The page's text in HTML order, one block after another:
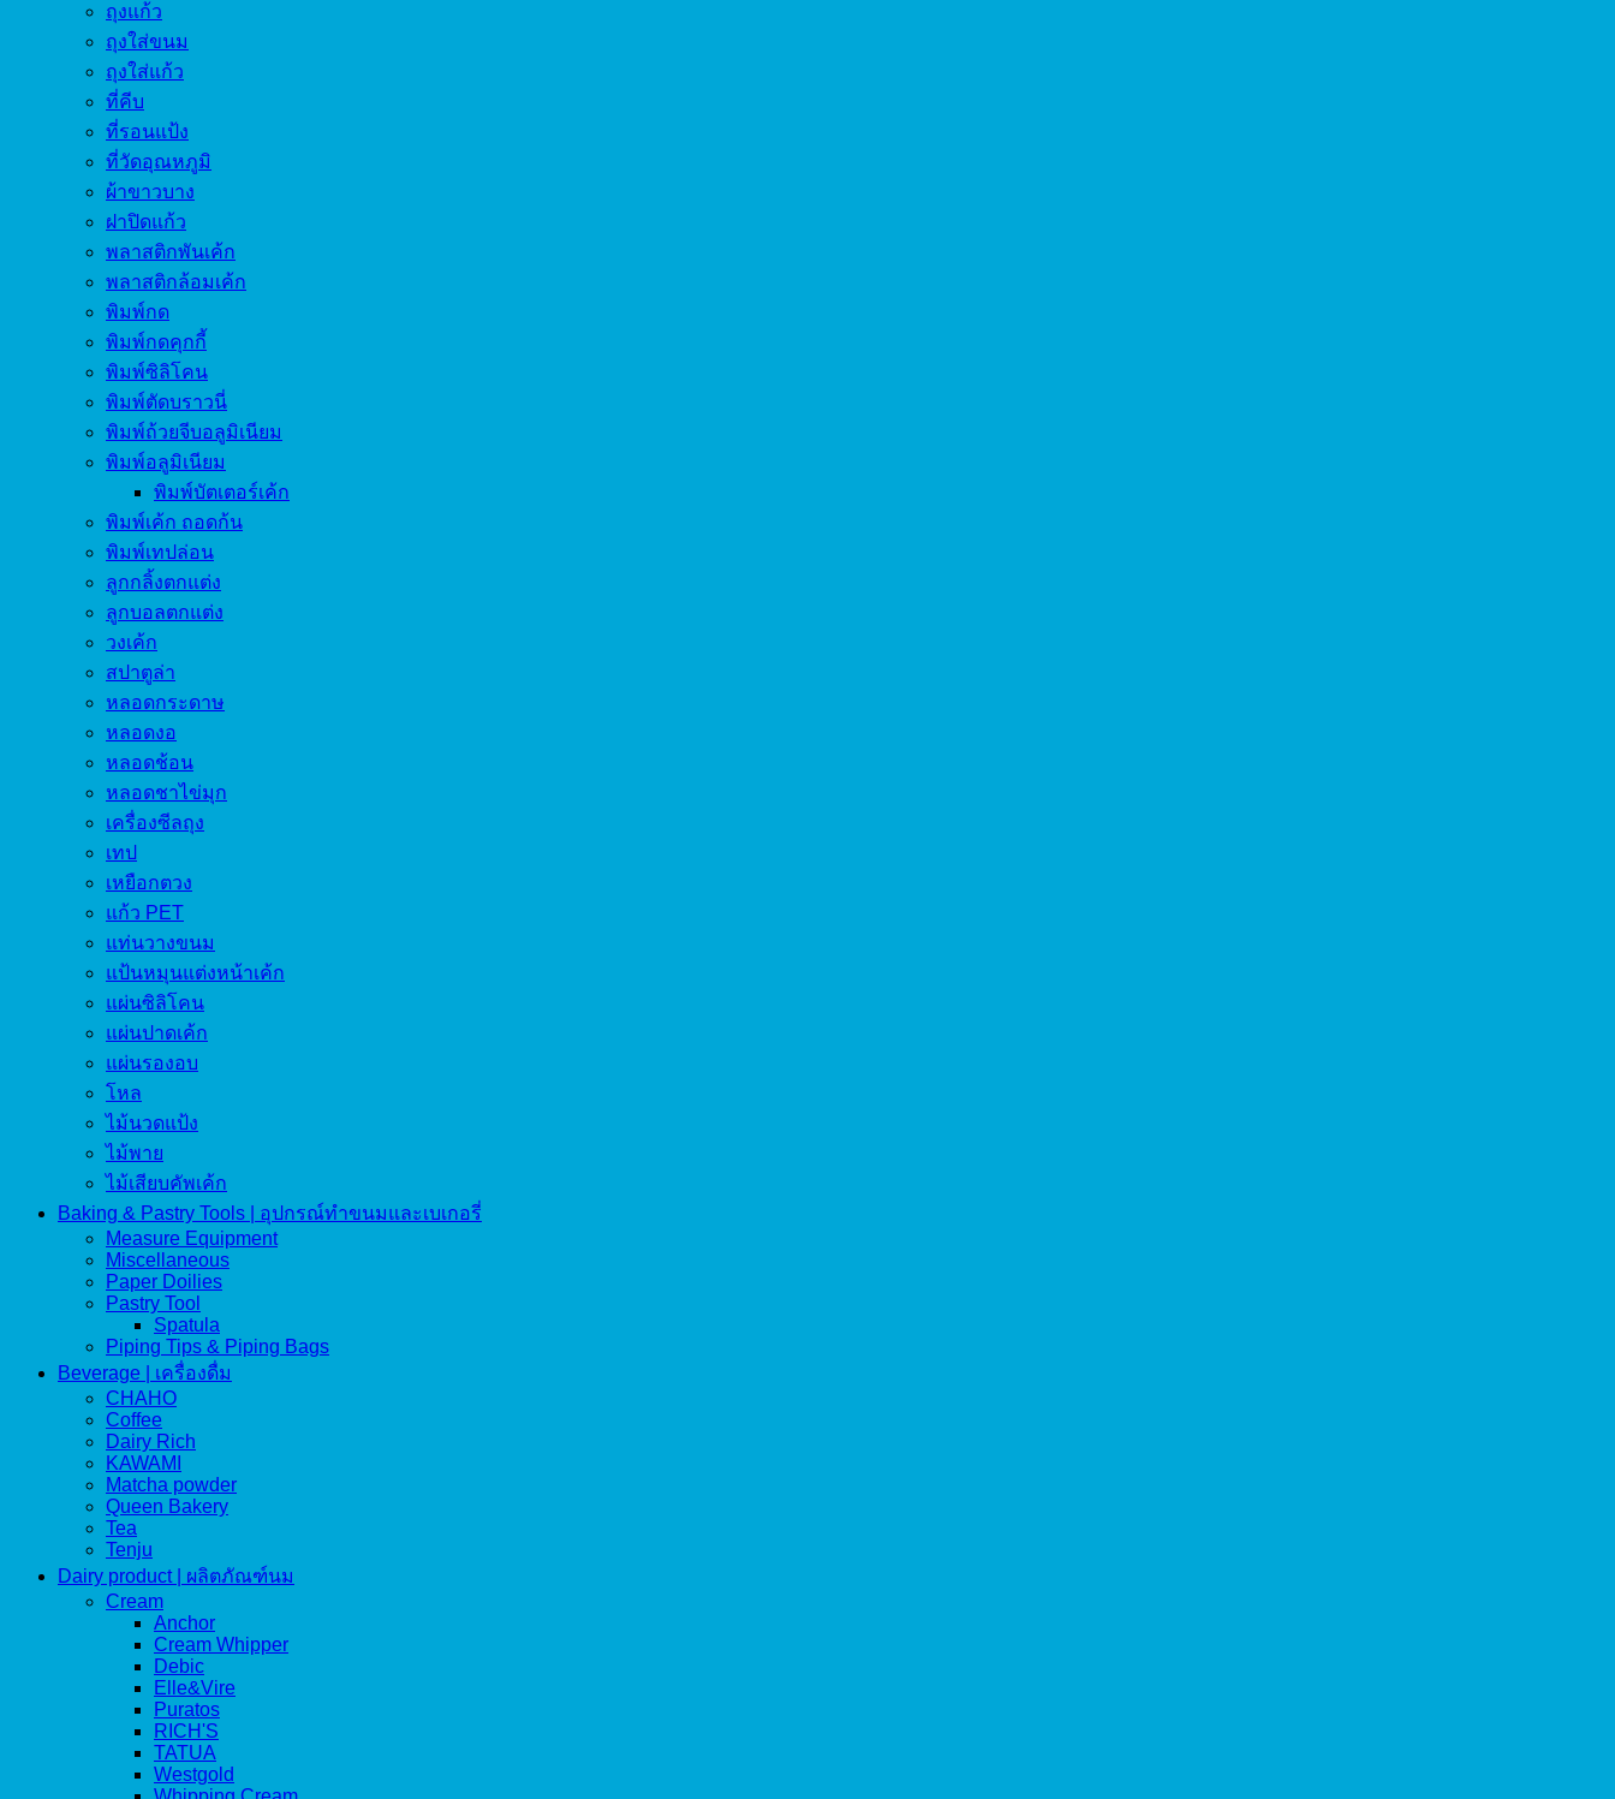
ถุงแก้ว
ถุงใส่ขนม
ถุงใส่แก้ว
ที่คีบ
ที่รอนแป้ง
ที่วัดอุณหภูมิ
ผ้าขาวบาง
ฝาปิดแก้ว
พลาสติกพันเค้ก
พลาสติกล้อมเค้ก
พิมพ์กด
พิมพ์กดคุกกี้
พิมพ์ซิลิโคน
พิมพ์ตัดบราวนี่
พิมพ์ถ้วยจีบอลูมิเนียม
พิมพ์อลูมิเนียม
พิมพ์บัตเตอร์เค้ก
พิมพ์เค้ก ถอดก้น
พิมพ์เทปล่อน
ลูกกลิ้งตกแต่ง
ลูกบอลตกแต่ง
วงเค้ก
สปาตูล่า
หลอดกระดาษ
หลอดงอ
หลอดช้อน
หลอดชาไข่มุก
เครื่องซีลถุง
เทป
เหยือกตวง
แก้ว PET
แท่นวางขนม
แป้นหมุนแต่งหน้าเค้ก
แผ่นซิลิโคน
แผ่นปาดเค้ก
แผ่นรองอบ
โหล
ไม้นวดแป้ง
ไม้พาย
ไม้เสียบคัพเค้ก
Baking & Pastry Tools | อุปกรณ์ทำขนมและเบเกอรี่
Measure Equipment
Miscellaneous
Paper Doilies
Pastry Tool
Spatula
Piping Tips & Piping Bags
Beverage | เครื่องดื่ม
CHAHO
Coffee
Dairy Rich
KAWAMI
Matcha powder
Queen Bakery
Tea
Tenju
Dairy product | ผลิตภัณฑ์นม
Cream
Anchor
Cream Whipper
Debic
Elle&Vire
Puratos
RICH'S
TATUA
Westgold